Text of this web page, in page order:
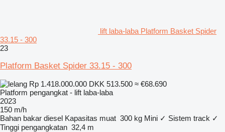
lift laba-laba Platform Basket Spider
33.15 - 300
23
Platform Basket Spider 33.15 - 300
Rp 1.418.000.000 DKK 513.500 ≈ €68.690
Platform pengangkat - lift laba-laba
2023
150 m/h
Bahan bakar diesel Kapasitas muat 300 kg Mini ✓ Sistem track ✓
Tinggi pengangkatan 32,4 m